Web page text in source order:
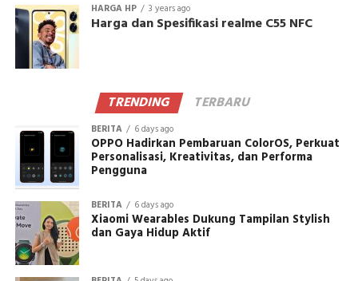
HARGA HP 3 years ago
Harga dan Spesifikasi realme C55 NFC
TRENDING TERBARU
BERITA 6 days ago
OPPO Hadirkan Pembaruan ColorOS, Perkuat
Personalisasi, Kreativitas, dan Performa
Pengguna
BERITA 6 days ago
Xiaomi Wearables Dukung Tampilan Stylish
dan Gaya Hidup Aktif